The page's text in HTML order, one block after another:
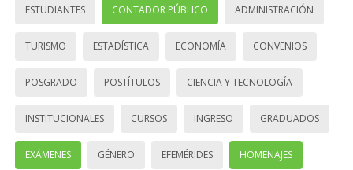
ESTUDIANTES CONTADOR PÚBLICO ADMINISTRACIÓN
TURISMO ESTADÍSTICA ECONOMÍA CONVENIOS
POSGRADO POSTÍTULOS CIENCIA Y TECNOLOGÍA
INSTITUCIONALES CURSOS INGRESO GRADUADOS
EXÁMENES GÉNERO EFEMÉRIDES HOMENAJES